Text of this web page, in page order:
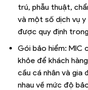
trú, phẫu thuật,
và một số dịch vụ
được quy định
Gói bảo hiểm: MIC
khỏe để khách
cầu cá nhân và gia
nhau về mức độ